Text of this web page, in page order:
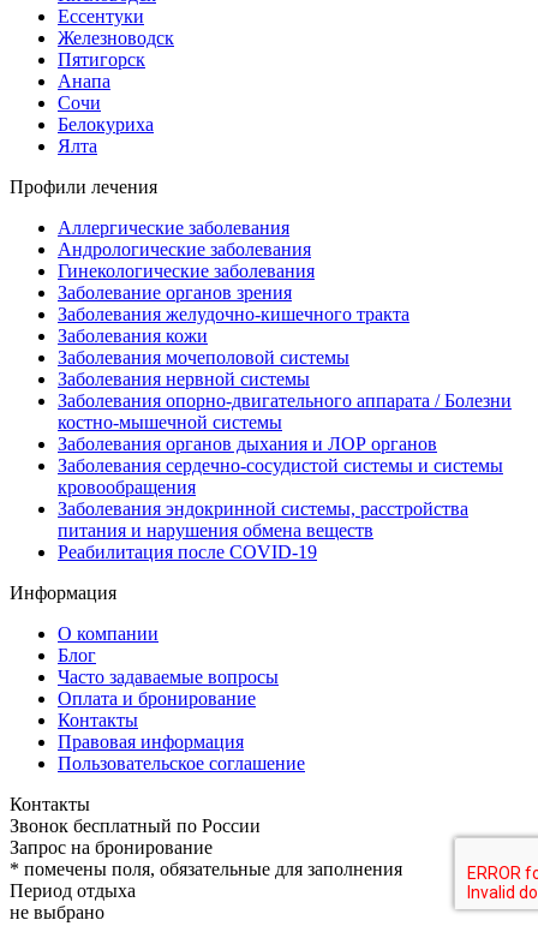
Ессентуки
Железноводск
Пятигорск
Анапа
Сочи
Белокуриха
Ялта
Профили лечения
Аллергические заболевания
Андрологические заболевания
Гинекологические заболевания
Заболевание органов зрения
Заболевания желудочно-кишечного тракта
Заболевания кожи
Заболевания мочеполовой системы
Заболевания нервной системы
Заболевания опорно-двигательного аппарата / Болезни
костно-мышечной системы
Заболевания органов дыхания и ЛОР органов
Заболевания сердечно-сосудистой системы и системы
кровообращения
Заболевания эндокринной системы, расстройства
питания и нарушения обмена веществ
Реабилитация после COVID-19
Информация
О компании
Блог
Часто задаваемые вопросы
Оплата и бронирование
Контакты
Правовая информация
Пользовательское соглашение
Контакты
Звонок бесплатный по России
Запрос на бронирование
* помечены поля, обязательные для заполнения
Период отдыха
не выбрано